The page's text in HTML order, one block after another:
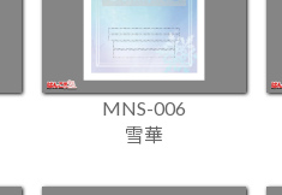
MNS-006
雪華